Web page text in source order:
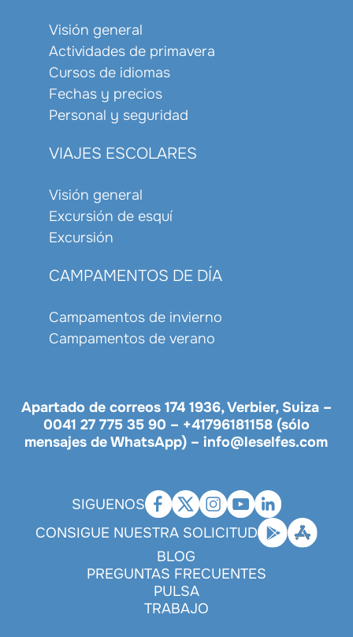
Visión general
Actividades de primavera
Cursos de idiomas
Fechas y precios
Personal y seguridad
VIAJES ESCOLARES
Visión general
Excursión de esquí
Excursión
CAMPAMENTOS DE DÍA
Campamentos de invierno
Campamentos de verano
Apartado de correos 174 1936, Verbier, Suiza –
0041 27 775 35 90 – +41796181158 (sólo
mensajes de WhatsApp) –info@leselfes.com
SIGUENOS
CONSIGUE NUESTRA SOLICITUD
BLOG
PREGUNTAS FRECUENTES
PULSA
TRABAJO